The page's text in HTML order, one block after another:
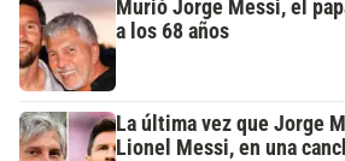
Murió Jorge Messi, el
a los 68 años
La última vez que Jorge
Lionel Messi, en una